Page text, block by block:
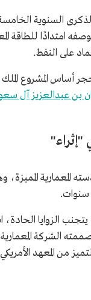
السنوية
امتدادًا للطاقة
على النفط.
أساس المشروع الملك
بن عبدالعزيز آل
"إثراء"
المعمارية
سنوات.
الزوايا
الشركة